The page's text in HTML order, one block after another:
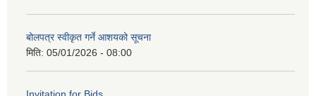
बोलपत्र स्वीकृत गर्ने आशयको सूचना
मिति: 05/01/2026 - 08:00